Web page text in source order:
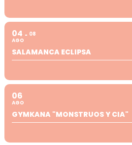
04
AGO
08
SALAMANCA ECLIPSA
06
AGO
GYMKANA "MONSTRUOS Y CIA"